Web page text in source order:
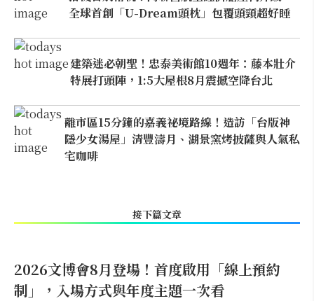
全球首創「U-Dream頭枕」包覆頭頸超好睡
建築迷必朝聖！忠泰美術館10週年：藤本壯介
特展打頭陣，1:5大屋根8月震撼空降台北
離市區15分鐘的嘉義祕境路線！造訪「台版神
隱少女湯屋」清豐濤月、湖景窯烤披薩與人氣私
宅咖啡
接下篇文章
2026文博會8月登場！首度啟用「線上預約
制」，入場方式與年度主題一次看